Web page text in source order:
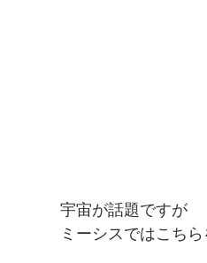
宇宙が話題ですが
ミーシスではこち